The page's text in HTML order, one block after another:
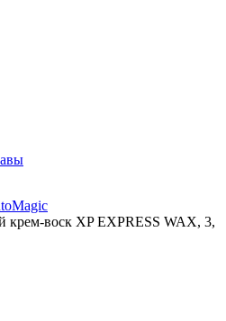
крем-воск XP EXPRESS WAX, 3,